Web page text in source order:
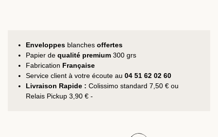
Enveloppes blanches offertes
Papier de qualité premium 300 grs
Fabrication Française
Service client à votre écoute au 04 51 62 02 60
Livraison Rapide : Colissimo standard 7,50 € ou
Relais Pickup 3,90 € -